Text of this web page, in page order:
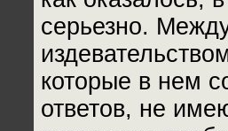
серьезно.
которые в нем
ответов, не